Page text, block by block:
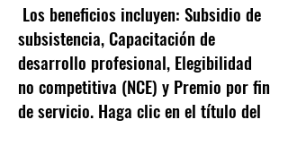
Los beneficios incluyen: Subsidio de
subsistencia, Capacitación de
desarrollo profesional, Elegibilidad
no competitiva (NCE) y Premio por fin
de servicio. Haga clic en el título del